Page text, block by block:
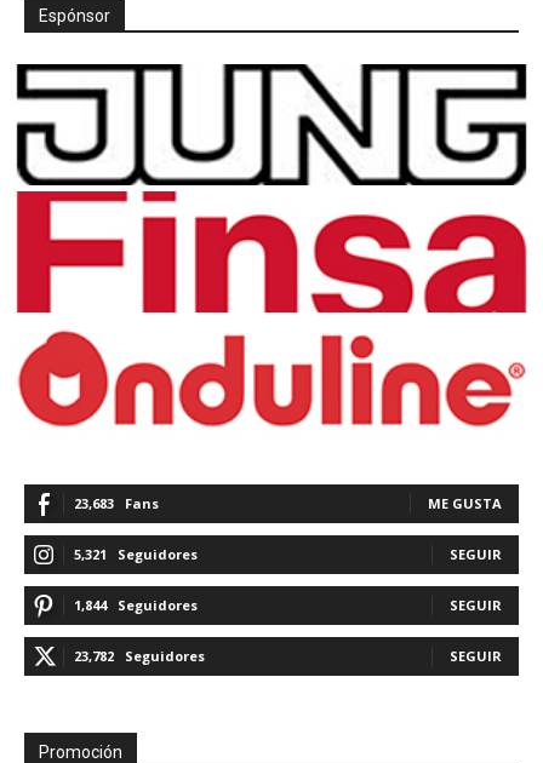
Espónsor
23,683 Fans ME GUSTA
5,321 Seguidores SEGUIR
1,844 Seguidores SEGUIR
23,782 Seguidores SEGUIR
Promoción